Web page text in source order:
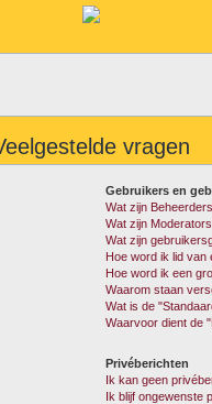
vragen
Gebruikers en
Wat zijn
Wat zijn
Wat zijn
Hoe word ik lid van
Hoe word ik een
Waarom staan
Wat is de
Waarvoor dient de
Privéberichten
Ik kan geen
Ik blijf ongewenste